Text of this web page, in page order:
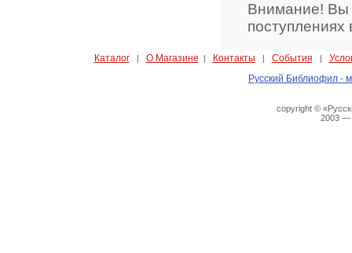
Внимание! Вы
Каталог| О Магазине | Контакты | События |
Русский Библиофил -
copyright ©
2003 —